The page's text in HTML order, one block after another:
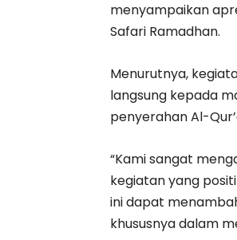
menyampaikan
Safari Ramadhan.
Menurutnya,
langsung kepada
penyerahan Al-
“Kami sangat
kegiatan yang
ini dapat
khususnya dalam